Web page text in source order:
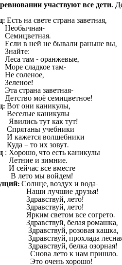
участвуют все дети.
Есть на свете страна заветная,
в ней не бывали раньше вы,
там - оранжевые,
сладкое там-
страна заветная-
моё семицветное!
Вот они каникулы,
каникулы
тут как тут!
учебники
волшебники
– то их зовут.
: Хорошо, что есть каникулы
и зимние.
все вместе
мы войдем!
Солнце, воздух и вода-
лучшие друзья!
лето!
лето!
светом все согрето.
белая ромашка,
розовая кашка,
прохлада
белка озорная!
лето к нам пришло.
очень хорошо!